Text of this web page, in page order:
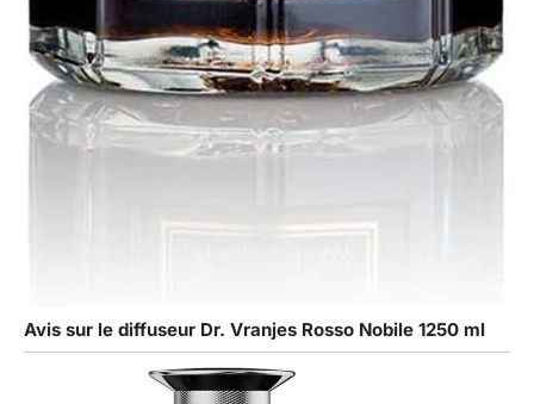
Avis sur le diffuseur Dr. Vranjes Rosso Nobile 1250 ml